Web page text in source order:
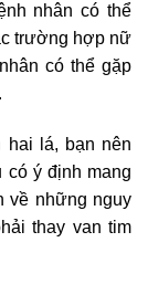
nhân có thể
trường hợp nữ
có thể gặp
hai lá, bạn nên
có ý định mang
về những nguy
thay van tim